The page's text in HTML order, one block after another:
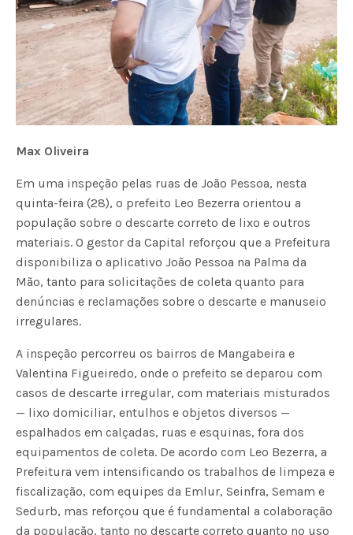
Max Oliveira
Em uma inspeção pelas ruas de João Pessoa, nesta
quinta-feira (28), o prefeito Leo Bezerra orientou a
população sobre o descarte correto de lixo e outros
materiais. O gestor da Capital reforçou que a Prefeitura
disponibiliza o aplicativo João Pessoa na Palma da
Mão, tanto para solicitações de coleta quanto para
denúncias e reclamações sobre o descarte e manuseio
irregulares.
A inspeção percorreu os bairros de Mangabeira e
Valentina Figueiredo, onde o prefeito se deparou com
casos de descarte irregular, com materiais misturados
— lixo domiciliar, entulhos e objetos diversos —
espalhados em calçadas, ruas e esquinas, fora dos
equipamentos de coleta. De acordo com Leo Bezerra, a
Prefeitura vem intensificando os trabalhos de limpeza e
fiscalização, com equipes da Emlur, Seinfra, Semam e
Sedurb, mas reforçou que é fundamental a colaboração
da população, tanto no descarte correto quanto no uso